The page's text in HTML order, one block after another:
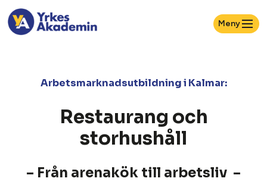
Meny
Arbetsmarknadsutbildning i Kalmar:
Restaurang och
storhushåll
– Från arenakök till arbetsliv –